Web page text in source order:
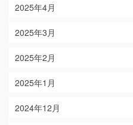
2025年4月
2025年3月
2025年2月
2025年1月
2024年12月